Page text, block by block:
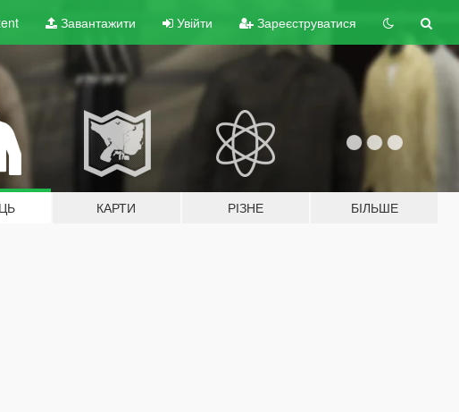
Завантажити Увійти Зареєструватися
КАРТИ РІЗНЕ БІЛЬШЕ